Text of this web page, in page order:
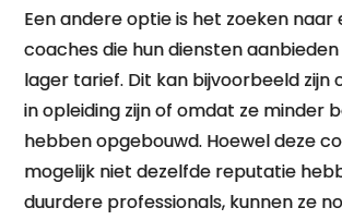
Een andere optie is het zoeken naar
coaches die hun diensten
lager tarief. Dit kan bijvoorbeeld zijn
in opleiding zijn of omdat ze minder
hebben opgebouwd. Hoewel deze
mogelijk niet dezelfde reputatie
duurdere professionals, kunnen ze